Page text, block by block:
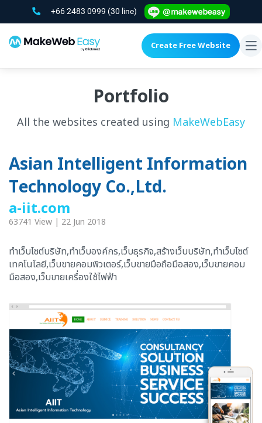
+66 2483 0999 (30 line)
Create Free Website
Portfolio
All the websites created using MakeWebEasy
Asian Intelligent Information
Technology Co.,Ltd.
a-iit.com
63741 View | 22 Jun 2018
ทำเว็บไซต์บริษัท,ทำเว็บองค์กร,เว็บธุรกิจ,สร้างเว็บบริษัท,ทำเว็บไซต์
เทคโนโลยี,เว็บขายคอมพิวเตอร์,เว็บขายมือถือมือสอง,เว็บขายคอม
มือสอง,เว็บขายเครื่องใช้ไฟฟ้า